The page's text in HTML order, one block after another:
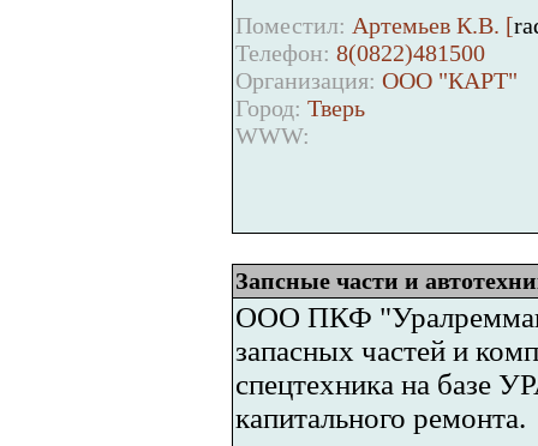
Поместил: Артемьев К.В. [
Телефон: 8(0822)481500
Организация: ООО "КАРТ"
Город: Тверь
WWW:
Запсные части и
ООО ПКФ
запасных частей и
спецтехника на базе
капитального ремонта.